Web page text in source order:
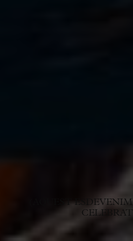
(AQUEST
CELEBRAT)